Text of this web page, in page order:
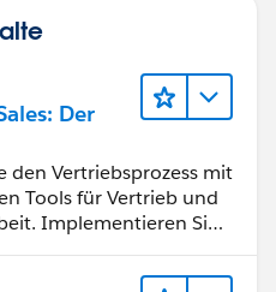
Der
den Vertriebsprozess mit
Tools für Vertrieb und
Implementieren Sie
Lead-zu-Cash-Zyklus